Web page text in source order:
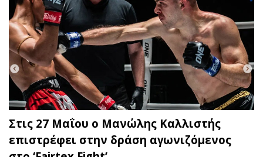
Στις 27 Μαΐου ο Μανώλης Καλλιστής
επιστρέφει στην δράση αγωνιζόμενος